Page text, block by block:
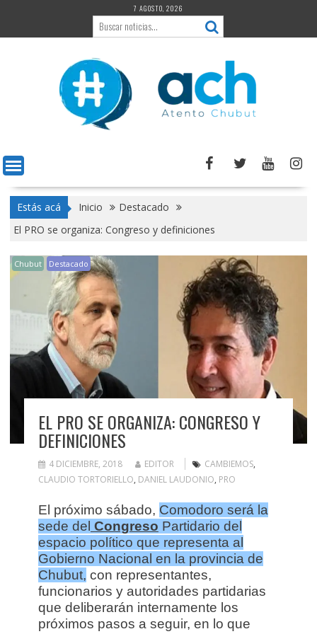
contenido
7 AGOSTO, 2026
Estás acá Inicio
Destacado
El PRO se organiza: Congreso y definiciones
Chubut Destacado
EL PRO SE ORGANIZA: CONGRESO Y
DEFINICIONES
4 DICIEMBRE, 2018 EDITOR CAMBIEMOS,
CLAUDIO TORTORIELLO, DANIEL LAUDONIO, PRO
El próximo sábado, Comodoro será la
sede del Congreso Partidario del
espacio político que representa al
Gobierno Nacional en la provincia de
Chubut, con representantes,
funcionarios y autoridades partidarias
que deliberarán internamente los
próximos pasos a seguir, en lo que